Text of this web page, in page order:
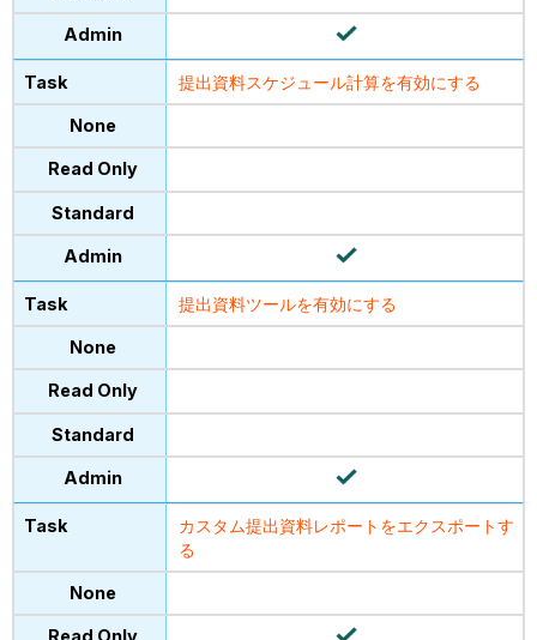
提出資料スケジュール計算を有効にする
提出資料ツールを有効にする
カスタム提出資料レポートをエクスポートす
る